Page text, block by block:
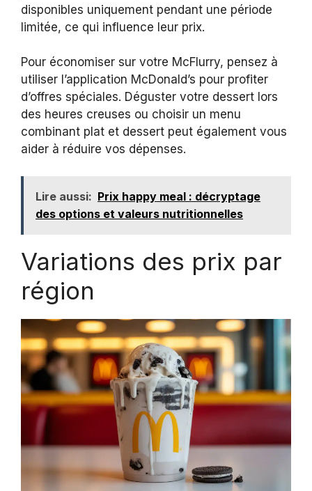
disponibles uniquement pendant une période
limitée, ce qui influence leur prix.
Pour économiser sur votre McFlurry, pensez à
utiliser l’application McDonald’s pour profiter
d’offres spéciales. Déguster votre dessert lors
des heures creuses ou choisir un menu
combinant plat et dessert peut également vous
aider à réduire vos dépenses.
Lire aussi: Prix happy meal : décryptage
des options et valeurs nutritionnelles
Variations des prix par
région